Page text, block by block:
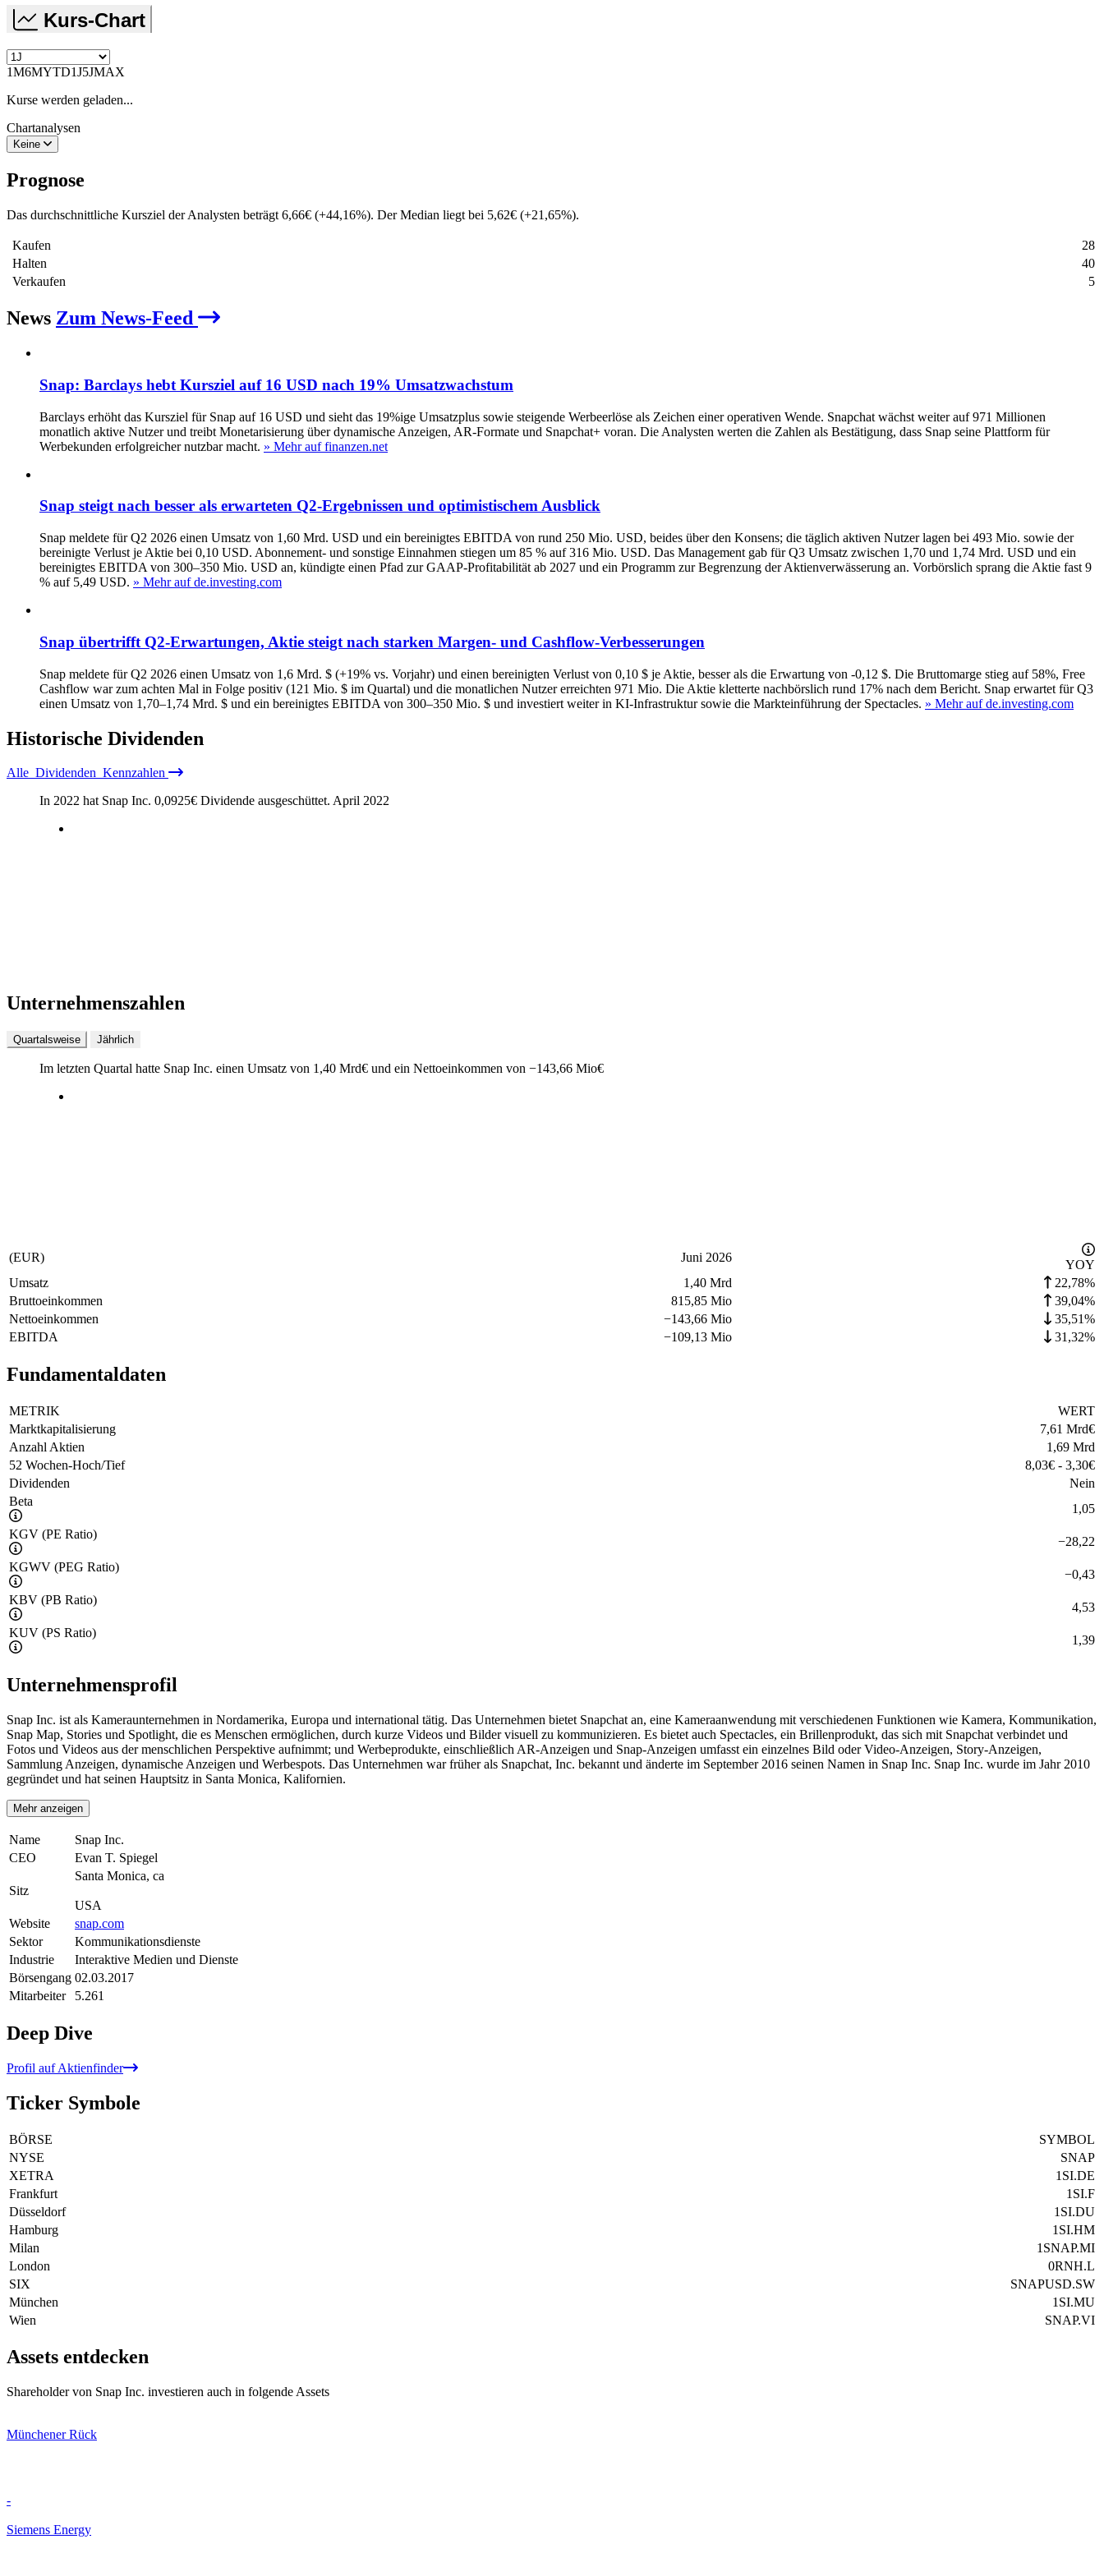
Kurs-Chart
1M6MYTD1J5JMAX
Kurse werden geladen...
Chartanalysen
Keine
Prognose
Das durchschnittliche Kursziel der Analysten beträgt 6,66€ (+44,16%). Der Median liegt bei 5,62€ (+21,65%).
Kaufen
28
Halten
40
Verkaufen
5
News Zum News-Feed
Snap: Barclays hebt Kursziel auf 16 USD nach 19% Umsatzwachstum
Barclays erhöht das Kursziel für Snap auf 16 USD und sieht das 19%ige Umsatzplus sowie steigende Werbeerlöse als Zeichen einer operativen Wende. Snapchat wächst weiter auf 971 Millionen
monatlich aktive Nutzer und treibt Monetarisierung über dynamische Anzeigen, AR-Formate und Snapchat+ voran. Die Analysten werten die Zahlen als Bestätigung, dass Snap seine Plattform für
Werbekunden erfolgreicher nutzbar macht. » Mehr auf finanzen.net
Snap steigt nach besser als erwarteten Q2-Ergebnissen und optimistischem Ausblick
Snap meldete für Q2 2026 einen Umsatz von 1,60 Mrd. USD und ein bereinigtes EBITDA von rund 250 Mio. USD, beides über den Konsens; die täglich aktiven Nutzer lagen bei 493 Mio. sowie der
bereinigte Verlust je Aktie bei 0,10 USD. Abonnement- und sonstige Einnahmen stiegen um 85 % auf 316 Mio. USD. Das Management gab für Q3 Umsatz zwischen 1,70 und 1,74 Mrd. USD und ein
bereinigtes EBITDA von 300–350 Mio. USD an, kündigte einen Pfad zur GAAP-Profitabilität ab 2027 und ein Programm zur Begrenzung der Aktienverwässerung an. Vorbörslich sprang die Aktie fast 9
% auf 5,49 USD. » Mehr auf de.investing.com
Snap übertrifft Q2‑Erwartungen, Aktie steigt nach starken Margen- und Cashflow-Verbesserungen
Snap meldete für Q2 2026 einen Umsatz von 1,6 Mrd. $ (+19% vs. Vorjahr) und einen bereinigten Verlust von 0,10 $ je Aktie, besser als die Erwartung von -0,12 $. Die Bruttomarge stieg auf 58%, Free
Cashflow war zum achten Mal in Folge positiv (121 Mio. $ im Quartal) und die monatlichen Nutzer erreichten 971 Mio. Die Aktie kletterte nachbörslich rund 17% nach dem Bericht. Snap erwartet für Q3
einen Umsatz von 1,70–1,74 Mrd. $ und ein bereinigtes EBITDA von 300–350 Mio. $ und investiert weiter in KI‑Infrastruktur sowie die Markteinführung der Spectacles. » Mehr auf de.investing.com
Historische Dividenden
Alle Dividenden Kennzahlen
In 2022 hat Snap Inc. 0,0925€ Dividende ausgeschüttet. April 2022
Unternehmenszahlen
Quartalsweise Jährlich
Im letzten Quartal hatte Snap Inc. einen Umsatz von 1,40 Mrd€ und ein Nettoeinkommen von −143,66 Mio€
(EUR) Juni 2026
YOY
Umsatz
1,40 Mrd
22,78%
Bruttoeinkommen
815,85 Mio
39,04%
Nettoeinkommen
−143,66 Mio
35,51%
EBITDA
−109,13 Mio 31,32%
Fundamentaldaten
METRIK
WERT
Marktkapitalisierung
7,61 Mrd€
Anzahl Aktien
1,69 Mrd
52 Wochen-Hoch/Tief
8,03€ - 3,30€
Dividenden
Nein
Beta
1,05
KGV (PE Ratio)
−28,22
KGWV (PEG Ratio)
−0,43
KBV (PB Ratio)
4,53
KUV (PS Ratio)
1,39
Unternehmensprofil
Snap Inc. ist als Kameraunternehmen in Nordamerika, Europa und international tätig. Das Unternehmen bietet Snapchat an, eine Kameraanwendung mit verschiedenen Funktionen wie Kamera, Kommunikation,
Snap Map, Stories und Spotlight, die es Menschen ermöglichen, durch kurze Videos und Bilder visuell zu kommunizieren. Es bietet auch Spectacles, ein Brillenprodukt, das sich mit Snapchat verbindet und
Fotos und Videos aus der menschlichen Perspektive aufnimmt; und Werbeprodukte, einschließlich AR-Anzeigen und Snap-Anzeigen umfasst ein einzelnes Bild oder Video-Anzeigen, Story-Anzeigen,
Sammlung Anzeigen, dynamische Anzeigen und Werbespots. Das Unternehmen war früher als Snapchat, Inc. bekannt und änderte im September 2016 seinen Namen in Snap Inc. Snap Inc. wurde im Jahr 2010
gegründet und hat seinen Hauptsitz in Santa Monica, Kalifornien.
Mehr anzeigen
Name
Snap Inc.
CEO
Evan T. Spiegel
Sitz
Santa Monica, ca
USA
Website
snap.com
Sektor
Kommunikationsdienste
Industrie
Interaktive Medien und Dienste
Börsengang 02.03.2017
Mitarbeiter
5.261
Deep Dive
Profil auf Aktienfinder
Ticker Symbole
BÖRSE
SYMBOL
NYSE
SNAP
XETRA
1SI.DE
Frankfurt
1SI.F
Düsseldorf
1SI.DU
Hamburg
1SI.HM
Milan
1SNAP.MI
London
0RNH.L
SIX
SNAPUSD.SW
München
1SI.MU
Wien
SNAP.VI
Assets entdecken
Shareholder von Snap Inc. investieren auch in folgende Assets
Münchener Rück
-
Siemens Energy